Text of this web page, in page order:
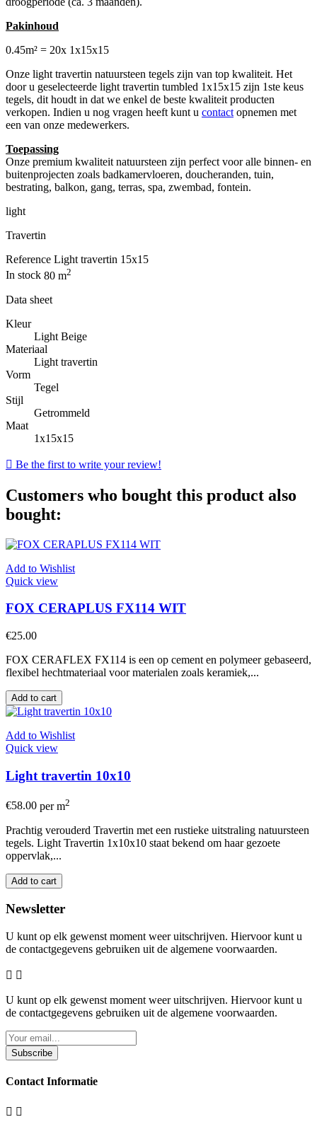
Pakinhoud
0.45m² = 20x 1x15x15
Onze light travertin natuursteen tegels zijn van top kwaliteit. Het
door u geselecteerde light travertin tumbled 1x15x15 zijn 1ste keus
tegels, dit houdt in dat we enkel de beste kwaliteit producten
verkopen. Indien u nog vragen heeft kunt u contactopnemen met
een van onze medewerkers.
Toepassing
Onze premium kwaliteit natuursteen zijn perfect voor alle binnen- en
buitenprojecten zoals badkamervloeren, doucheranden, tuin,
bestrating, balkon, gang, terras, spa, zwembad, fontein.
light
Travertin
Reference Light travertin 15x15
In stock 80 m2
Data sheet
Kleur
Light Beige
Materiaal
Light travertin
Vorm
Tegel
Stijl
Getrommeld
Maat
1x15x15
 Be the first to write your review!
Customers who bought this product also
bought:
Add to Wishlist
Quick view
FOX CERAPLUS FX114 WIT
€25.00
FOX CERAFLEX FX114 is een op cement en polymeer gebaseerd,
flexibel hechtmateriaal voor materialen zoals keramiek,...
Add to cart
Add to Wishlist
Quick view
Light travertin 10x10
€58.00 per m2
Prachtig verouderd Travertin met een rustieke uitstraling natuursteen
tegels. Light Travertin 1x10x10 staat bekend om haar gezoete
oppervlak,...
Add to cart
Newsletter
U kunt op elk gewenst moment weer uitschrijven. Hiervoor kunt u
de contactgegevens gebruiken uit de algemene voorwaarden.
 
U kunt op elk gewenst moment weer uitschrijven. Hiervoor kunt u
de contactgegevens gebruiken uit de algemene voorwaarden.
Subscribe
Contact Informatie
 